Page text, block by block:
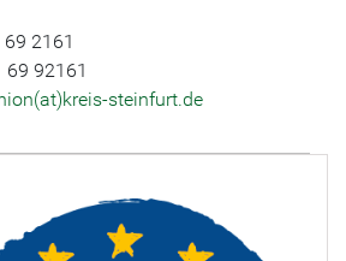
2161
92161
steinfurt.de